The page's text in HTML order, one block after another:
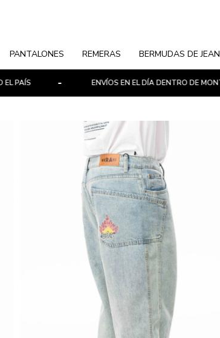
PANTALONES REMERAS BERMUDAS DE JEAN
ENVÍOS EN EL DÍA DENTRO DE MONTEVIDEO